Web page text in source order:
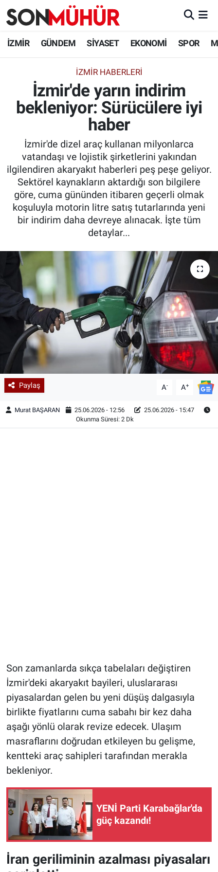
İZMİR GÜNDEM SİYASET EKONOMİ SPOR
İZMIR HABERLERI
İzmir'de yarın indirim
bekleniyor: Sürücülere iyi
haber
İzmir'de dizel araç kullanan milyonlarca
vatandaşı ve lojistik şirketlerini yakından
ilgilendiren akaryakıt haberleri peş peşe geliyor.
Sektörel kaynakların aktardığı son bilgilere
göre, cuma gününden itibaren geçerli olmak
koşuluyla motorin litre satış tutarlarında yeni
bir indirim daha devreye alınacak. İşte tüm
detaylar...
Paylaş A- A+
Murat BAŞARAN 25.06.2026 - 12:56
25.06.2026 - 15:47
Okunma Süresi: 2 Dk
Son zamanlarda sıkça tabelaları değiştiren
İzmir'deki akaryakıt bayileri, uluslararası
piyasalardan gelen bu yeni düşüş dalgasıyla
birlikte fiyatlarını cuma sabahı bir kez daha
aşağı yönlü olarak revize edecek. Ulaşım
masraflarını doğrudan etkileyen bu gelişme,
kentteki araç sahipleri tarafından merakla
bekleniyor.
YENİ Parti Karabağlar'da
güç kazandı!
İran geriliminin azalması piyasaları
İzmir Nöbetçi Eczaneler
İzmir Namaz Vakitleri
İzmir Trafik Yoğunluk Haritası
Süper Lig Puan Durumu ve Fikstür
Tüm Manşetler
Son Dakika Haberleri
Haber Arşivi